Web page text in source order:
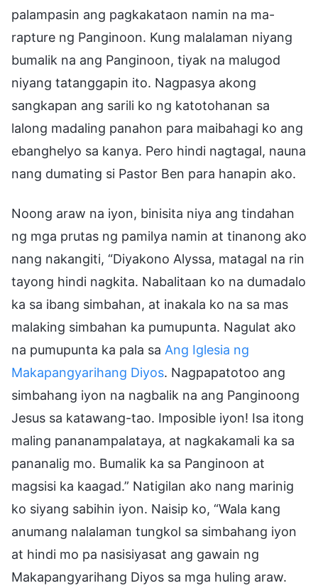
palampasin ang pagkakataon namin na ma-
rapture ng Panginoon. Kung malalaman niyang
bumalik na ang Panginoon, tiyak na malugod
niyang tatanggapin ito. Nagpasya akong
sangkapan ang sarili ko ng katotohanan sa
lalong madaling panahon para maibahagi ko ang
ebanghelyo sa kanya. Pero hindi nagtagal, nauna
nang dumating si Pastor Ben para hanapin ako.
Noong araw na iyon, binisita niya ang tindahan
ng mga prutas ng pamilya namin at tinanong ako
nang nakangiti, “Diyakono Alyssa, matagal na rin
tayong hindi nagkita. Nabalitaan ko na dumadalo
ka sa ibang simbahan, at inakala ko na sa mas
malaking simbahan ka pumupunta. Nagulat ako
na pumupunta ka pala sa Ang Iglesia ng
Makapangyarihang Diyos. Nagpapatotoo ang
simbahang iyon na nagbalik na ang Panginoong
Jesus sa katawang-tao. Imposible iyon! Isa itong
maling pananampalataya, at nagkakamali ka sa
pananalig mo. Bumalik ka sa Panginoon at
magsisi ka kaagad.” Natigilan ako nang marinig
ko siyang sabihin iyon. Naisip ko, “Wala kang
anumang nalalaman tungkol sa simbahang iyon
at hindi mo pa nasisiyasat ang gawain ng
Makapangyarihang Diyos sa mga huling araw.